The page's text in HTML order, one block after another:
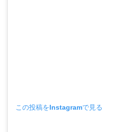
この投稿をInstagramで見る